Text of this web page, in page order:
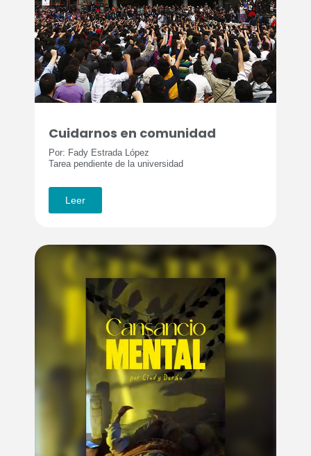
Cuidarnos en comunidad
Por: Fady Estrada López
Tarea pendiente de la universidad
Leer